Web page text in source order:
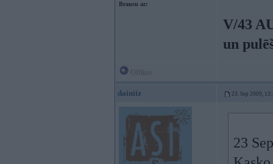
Braucu ar:
V/43
un
dainiiz 23. Sep 2009,
23